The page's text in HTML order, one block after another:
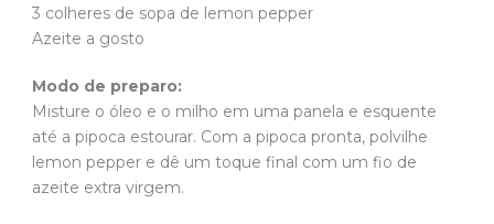
3 colheres de sopa de lemon pepper
Azeite a gosto
Modo de preparo:
Misture o óleo e o milho em uma panela e esquente
até a pipoca estourar. Com a pipoca pronta, polvilhe
lemon pepper e dê um toque final com um fio de
azeite extra virgem.